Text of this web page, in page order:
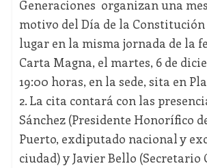
Generaciones organizan una
motivo del Día de la
lugar en la misma jornada de la
Carta Magna, el martes, 6 de
19:00 horas, en la sede, sita en
2. La cita contará con las
Sánchez (Presidente Honorífico
Puerto, exdiputado nacional y
ciudad) y Javier Bello (Secretario